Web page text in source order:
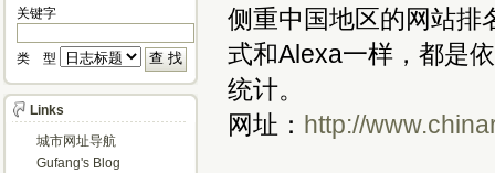
侧重中国地区的网站排
式和Alexa一样，都是
统计。
网址： http://
关键字
类 型
Links
城市网址导航
Gufang's Blog